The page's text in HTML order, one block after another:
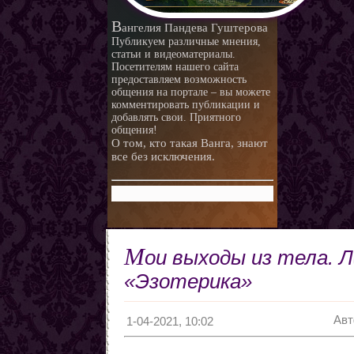
любви.
Любовная ворожба народов
мира
Магия и красота
Приворотные зелья
Как приготовить
Сексуальные напитки
Законы кармы
Знаки кармы
Молитвы
партнера
по знаку Зодиака.
Романтические приметы
Виды Гадания и правила
Хиромантия
Проведение ритуалов
Любовные привороты
Вангелия Пандева Гуштерова
Публикуем различные мнения,
статьи и видеоматериалы.
Посетителям нашего сайта
предоставляем возможность
общения на портале – вы можете
комментировать публикации и
добавлять свои. Приятного
общения!
О том, кто такая Ванга, знают
все без исключения.
Мои выходы из тела.
«Эзотерика»
1-04-2021, 10:02